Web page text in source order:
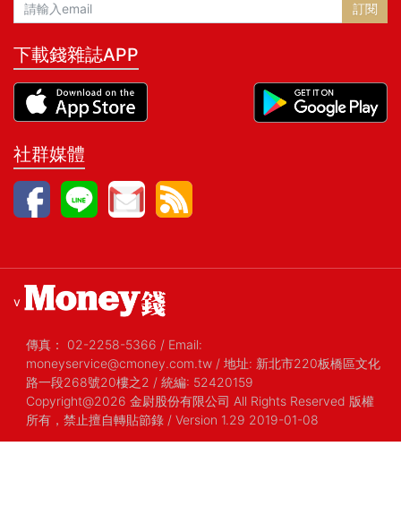
訂閱
下載錢雜誌APP
社群媒體
v
傳真： 02-2258-5366 / Email:
moneyservice@cmoney.com.tw / 地址: 新北市220板橋區文化
路一段268號20樓之2 / 統編: 52420159
Copyright@2026 金尉股份有限公司 All Rights Reserved 版權
所有，禁止擅自轉貼節錄 / Version 1.29 2019-01-08